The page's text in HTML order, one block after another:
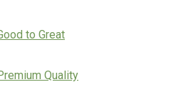
to Great
Quality